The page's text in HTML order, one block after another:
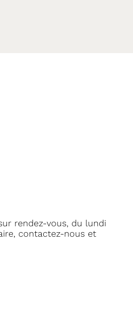
rendez-vous, du lundi
contactez-nous et